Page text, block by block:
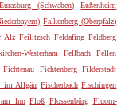
Eurasburg (Schwaben)
Eußenheim
Falkenberg (Oberpfalz)
Alz Feilitzsch Feldafing Feldberg
Westerham Fellbach
Fellen
Fichtenau Fichtenberg
Filderstadt
im Allgäu Fischerbach Fischingen
Inn Floß Flossenbürg Fluorn-